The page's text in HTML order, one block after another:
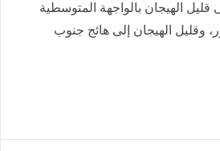
قليل الهيجان بالواجهة المتوسطية
وقليل الهيجان إلى هائج جنوب